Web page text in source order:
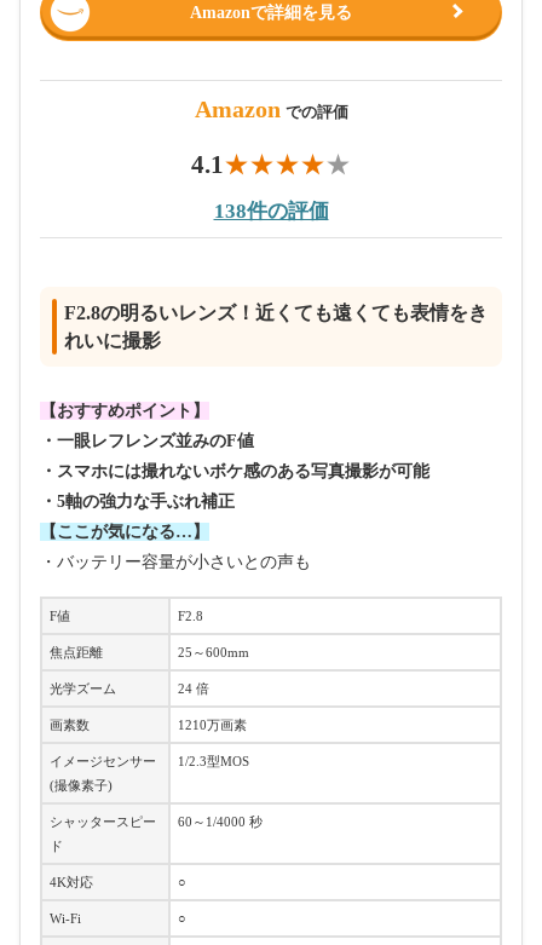
Amazonで詳細を見る
Amazon での評価
4.1
138件の評価
F2.8の明るいレンズ！近くても遠くても表情をき
れいに撮影
【おすすめポイント】
・一眼レフレンズ並みのF値
・スマホには撮れないボケ感のある写真撮影が可能
・5軸の強力な手ぶれ補正
【ここが気になる…】
・バッテリー容量が小さいとの声も
F値 F2.8
焦点距離 25～600mm
光学ズーム 24 倍
画素数 1210万画素
イメージセンサー
(撮像素子)
1/2.3型MOS
シャッタースピー
ド
60～1/4000 秒
4K対応 ○
Wi-Fi ○